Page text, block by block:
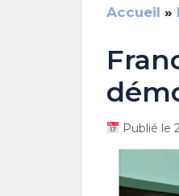
Accueil »
Publié le